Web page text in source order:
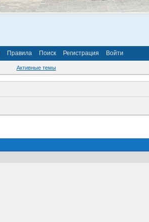
Правила Поиск Регистрация Войти
Активные темы